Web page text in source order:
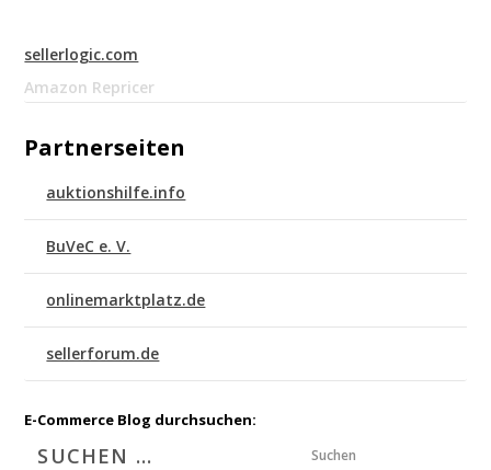
sellerlogic.com
Amazon Repricer
Partnerseiten
auktionshilfe.info
BuVeC e. V.
onlinemarktplatz.de
sellerforum.de
E-Commerce Blog durchsuchen:
Suchen